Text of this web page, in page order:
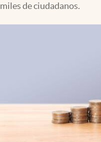
miles de ciudadanos.